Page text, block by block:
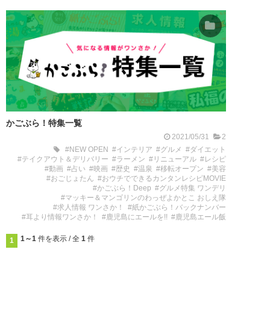
かごぶら！特集一覧
2021/05/31
2
#NEW OPEN #インテリア #グルメ #ダイエット
#テイクアウト＆デリバリー #ラーメン #リニューアル #レシピ
#動画 #占い #映画 #歴史 #温泉 #移転オープン #美容
#おごじょたん #おウチでできるカンタンレシピMOVIE
#かごぶら！Deep #グルメ特集 ワンデリ
#マッキー＆マンゴリンのわっぜよかとこ おしえ隊
#求人情報 ワンさか！
#紙かごぶら！バックナンバー
#耳より情報ワンさか！
#鹿児島にエールを!! #鹿児島エール飯
1 1～1 件を表示 / 全 1 件